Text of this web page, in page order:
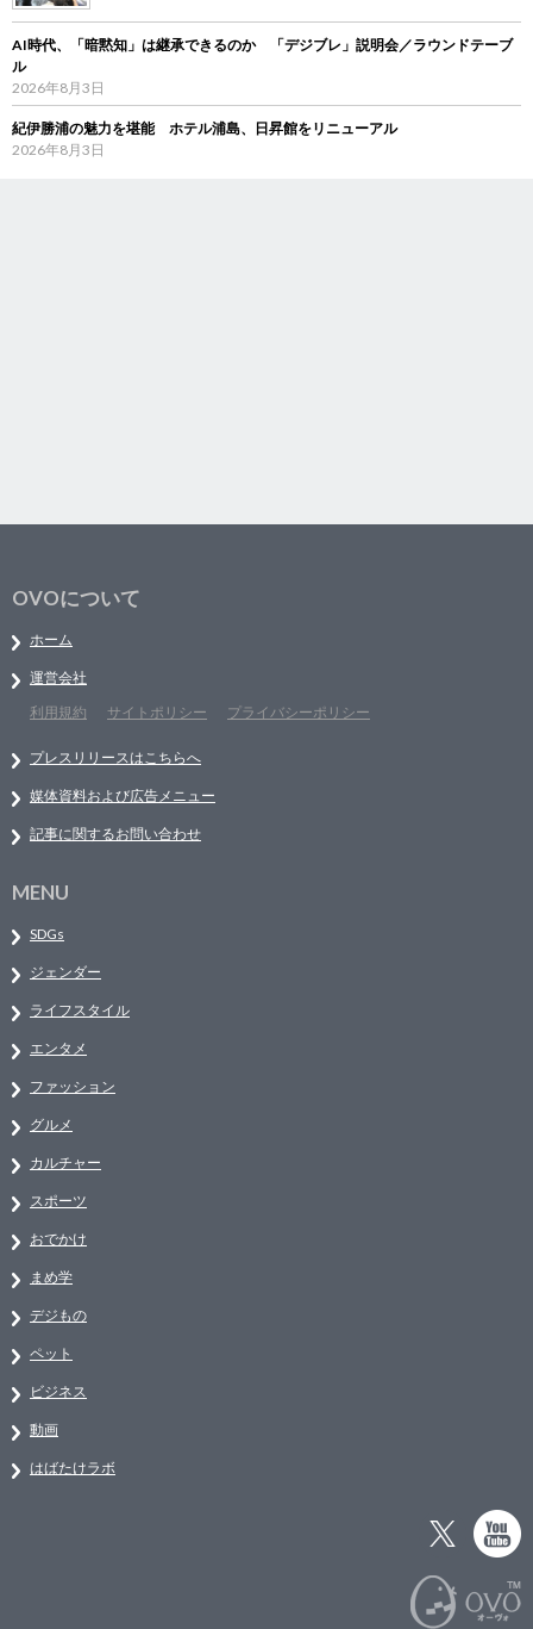
AI時代、「暗黙知」は継承できるのか 「デジブレ」説明会／ラウンドテーブ
ル
2026年8月3日
紀伊勝浦の魅力を堪能 ホテル浦島、日昇館をリニューアル
2026年8月3日
OVOについて
ホーム
運営会社
利用規約
サイトポリシー プライバシーポリシー
プレスリリースはこちらへ
媒体資料および広告メニュー
記事に関するお問い合わせ
MENU
SDGs
ジェンダー
ライフスタイル
エンタメ
ファッション
グルメ
カルチャー
スポーツ
おでかけ
まめ学
デジもの
ペット
ビジネス
動画
はばたけラボ